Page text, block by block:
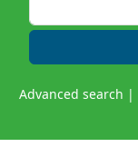
Advanced search